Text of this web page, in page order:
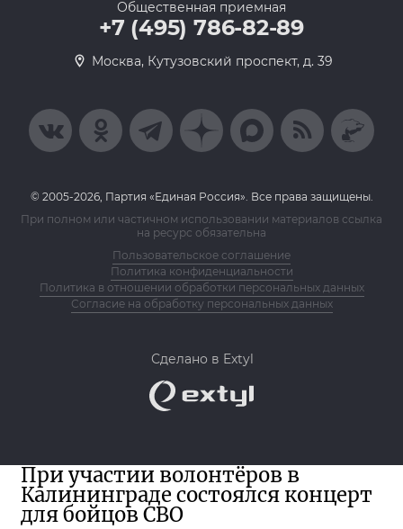
Общественная приемная
+7 (495) 786-82-89
Москва, Кутузовский проспект, д. 39
© 2005-2026, Партия «Единая Россия». Все права защищены.
При полном или частичном использовании материалов ссылка
на ресурс обязательна
Пользовательское соглашение
Политика конфиденциальности
Политика в отношении обработки персональных данных
Согласие на обработку персональных данных
Сделано в Extyl
При участии волонтёров в
Калининграде состоялся концерт
для бойцов СВО